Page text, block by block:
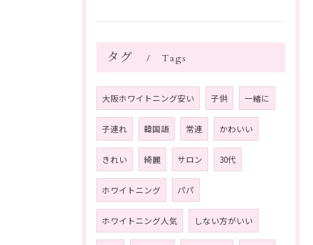
タグ Tags
大阪ホワイトニング安い 子供 一緒に
子連れ 韓国語 常連 かわいい
きれい 綺麗 サロン 30代
ホワイトニング パパ
ホワイトニング人気 しない方がいい